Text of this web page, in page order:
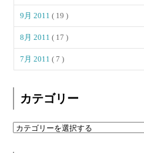
9月 2011( 19 )
8月 2011( 17 )
7月 2011( 7 )
カテゴリー